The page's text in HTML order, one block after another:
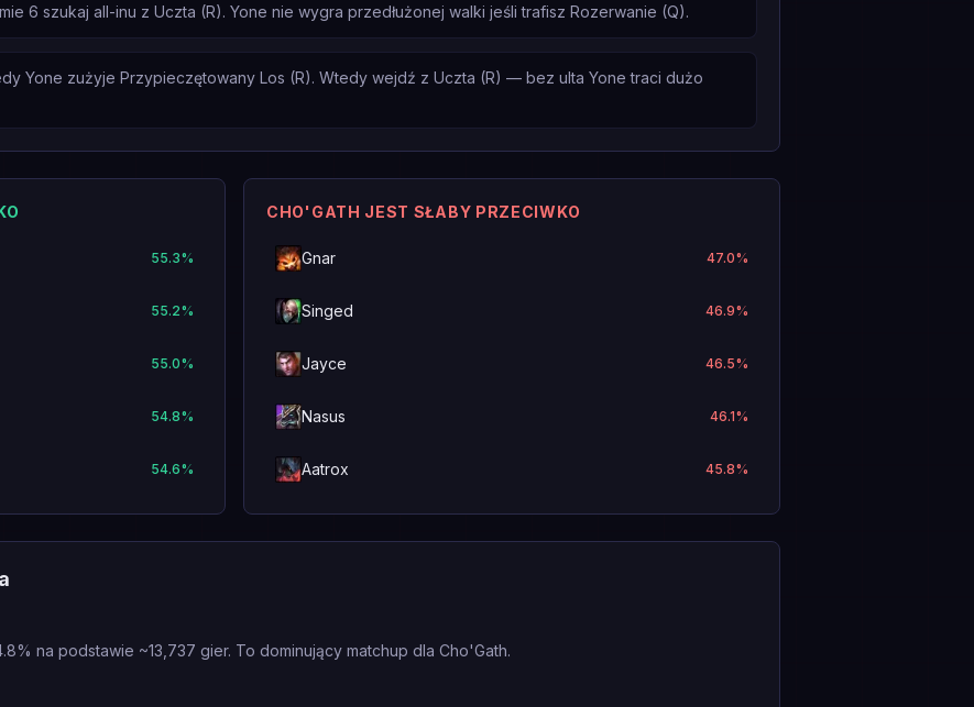
6 szukaj all-inu z Uczta (R). Yone nie wygra przedłużonej walki jeśli trafisz Rozerwanie (Q).
Yone zużyje Przypieczętowany Los (R). Wtedy wejdź z Uczta (R) — bez ulta Yone traci dużo
55.3%
55.2%
55.0%
54.8%
54.6%
CHO'GATH JEST SŁABY PRZECIWKO
Gnar 47.0%
Singed 46.9%
Jayce 46.5%
Nasus 46.1%
Aatrox 45.8%
na podstawie ~13,737 gier. To dominujący matchup dla Cho'Gath.